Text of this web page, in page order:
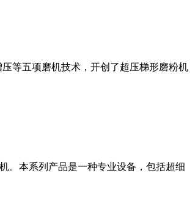
等五项磨机技术，开创了超压梯形磨粉机
。本系列产品是一种专业设备，包括超细